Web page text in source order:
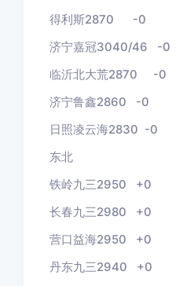
得利斯2870 -0
济宁嘉冠3040/46 -0
临沂北大荒2870 -0
济宁鲁鑫2860 -0
日照凌云海2830 -0
东北
铁岭九三2950 +0
长春九三2980 +0
营口益海2950 +0
丹东九三2940 +0